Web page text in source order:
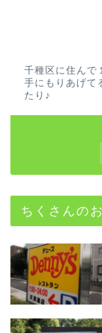
千種区に住んで
手にもりあげて
たり♪
ちくさんの